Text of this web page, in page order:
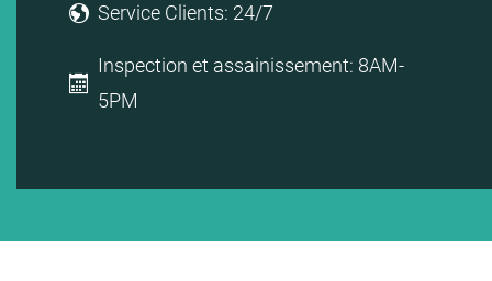
Service Clients: 24/7
Inspection et assainissement: 8AM-
5PM